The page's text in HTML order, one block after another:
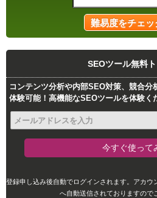
SEOツール無料
コンテンツ分析や内部SEO対策、競合分
体験可能！高機能なSEOツールを体験く
登録申し込み後自動でログインされます。アカウ
へ自動送信されておりますので